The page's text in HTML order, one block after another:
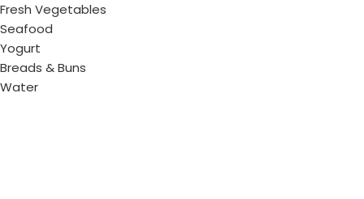
Fresh Vegetables
Seafood
Yogurt
Breads & Buns
Water